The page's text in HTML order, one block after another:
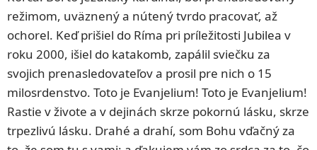
režimom, uväznený a nútený tvrdo pracovať, až
ochorel. Keď prišiel do Ríma pri príležitosti Jubilea v
roku 2000, išiel do katakomb, zapálil sviečku za
svojich prenasledovateľov a prosil pre nich o 15
milosrdenstvo. Toto je Evanjelium! Toto je Evanjelium!
Rastie v živote a v dejinách skrze pokornú lásku, skrze
trpezlivú lásku. Drahé a drahí, som Bohu vďačný za